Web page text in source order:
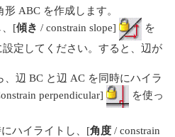
ABC を作成します。
、[傾き / constrain slope]
を
定してください。すると、辺が
、辺 BC と辺 AC を同時にハイラ
perpendicular]
を使っ
ハイライトし、[角度 / constrain